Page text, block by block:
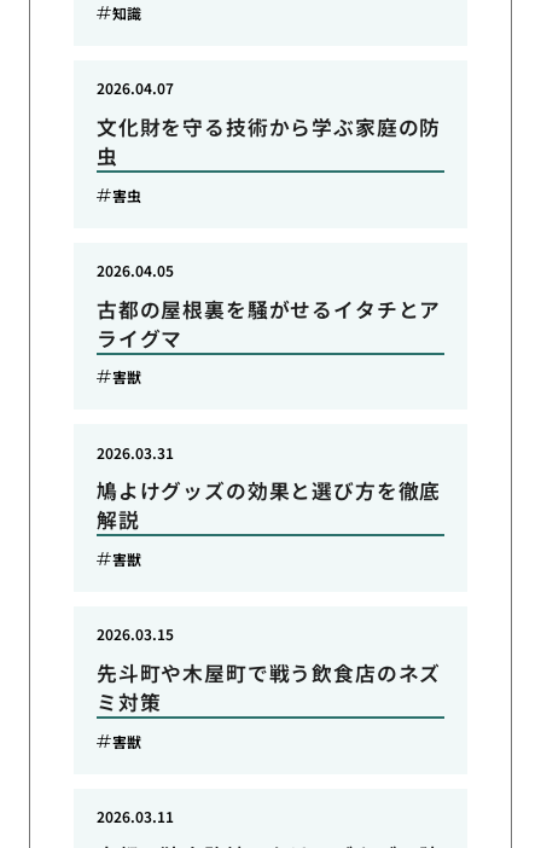
知識
文化財を守る技術から学ぶ家庭の防
虫
2026.04.07
害虫
古都の屋根裏を騒がせるイタチとア
ライグマ
2026.04.05
害獣
鳩よけグッズの効果と選び方を徹底
解説
2026.03.31
害獣
先斗町や木屋町で戦う飲食店のネズ
ミ対策
2026.03.15
害獣
2026.03.11